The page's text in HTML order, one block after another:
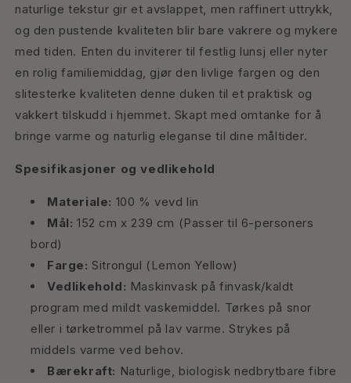
naturlige tekstur gir et avslappet, men raffinert uttrykk,
og den pustende kvaliteten blir bare vakrere og mykere
med tiden. Enten du inviterer til festlig lunsj eller nyter
en rolig familiemiddag, gjør den livlige fargen og den
slitesterke kvaliteten denne duken til et praktisk og
vakkert tilskudd i hjemmet. Skapt med omtanke for å
bringe varme og naturlig eleganse til dine måltider.
Spesifikasjoner og vedlikehold
Materiale: 100 % vevd lin
Mål: 152 cm x 239 cm (Passer til 6-personers
bord)
Farge: Sitrongul (Lemon Yellow)
Vedlikehold: Maskinvask på finvask/kaldt
program med mildt vaskemiddel. Tørkes på snor
eller i tørketrommel på lav varme. Strykes på
middels varme ved behov.
Bærekraft: Naturlige, biologisk nedbrytbare fibre